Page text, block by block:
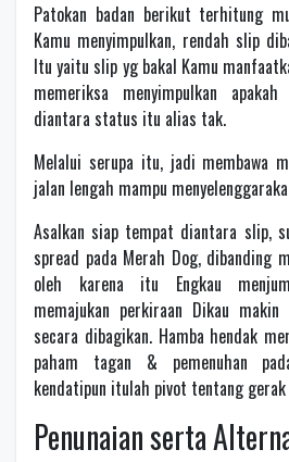
Patokan badan berikut terhitung
Kamu menyimpulkan, rendah slip
Itu yaitu slip yg bakal Kamu
memeriksa menyimpulkan
diantara status itu alias tak.
Melalui serupa itu, jadi membawa
jalan lengah mampu
Asalkan siap tempat diantara slip,
spread pada Merah Dog, dibanding
oleh karena itu Engkau
memajukan perkiraan Dikau
secara dibagikan. Hamba hendak
paham tagan & pemenuhan
kendatipun itulah pivot tentang
Penunaian serta